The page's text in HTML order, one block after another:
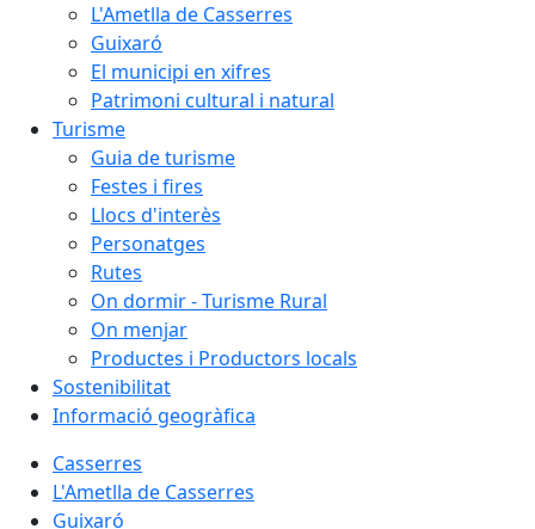
L'Ametlla de Casserres
Guixaró
El municipi en xifres
Patrimoni cultural i natural
Turisme
Guia de turisme
Festes i fires
Llocs d'interès
Personatges
Rutes
On dormir - Turisme Rural
On menjar
Productes i Productors locals
Sostenibilitat
Informació geogràfica
Casserres
L'Ametlla de Casserres
Guixaró